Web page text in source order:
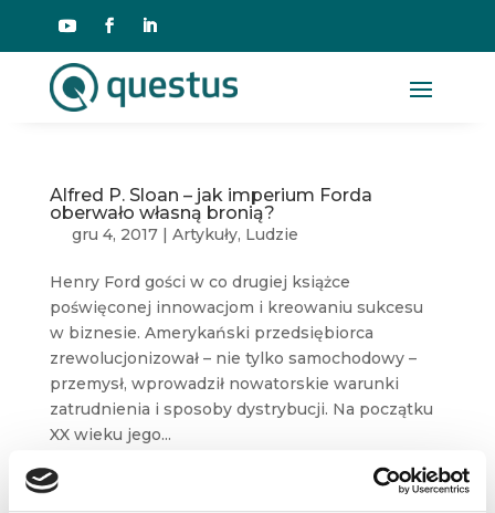
Alfred P. Sloan – jak imperium Forda
oberwało własną bronią?
gru 4, 2017| Artykuły, Ludzie
Henry Ford gości w co drugiej książce
poświęconej innowacjom i kreowaniu sukcesu
w biznesie. Amerykański przedsiębiorca
zrewolucjonizował – nie tylko samochodowy –
przemysł, wprowadził nowatorskie warunki
zatrudnienia i sposoby dystrybucji. Na początku
XX wieku jego...